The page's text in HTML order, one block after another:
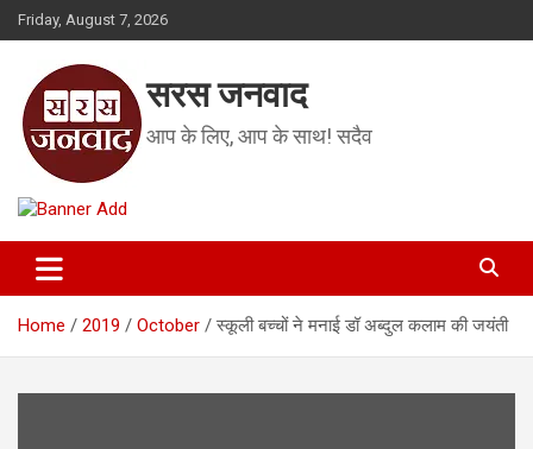
Skip
to
Friday, August 7, 2026
सरस जनवाद
आप के लिए, आप के साथ! सदैव
Home 2019 October स्कूली बच्चों ने मनाई डॉ अब्दुल कलाम की जयंती